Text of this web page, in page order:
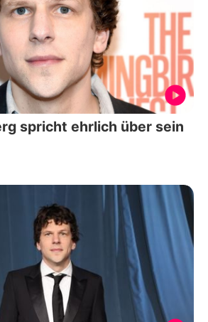
spricht ehrlich über sein